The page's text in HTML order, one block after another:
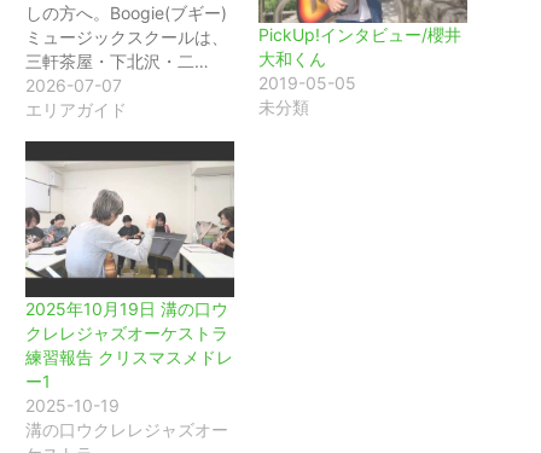
しの方へ。Boogie(ブギー)
ミュージックスクールは、
三軒茶屋・下北沢・二…
2026-07-07
エリアガイド
PickUp!インタビュー/櫻井
大和くん
2019-05-05
未分類
2025年10月19日 溝の口ウ
クレレジャズオーケストラ
練習報告 クリスマスメドレ
ー1
2025-10-19
溝の口ウクレレジャズオー